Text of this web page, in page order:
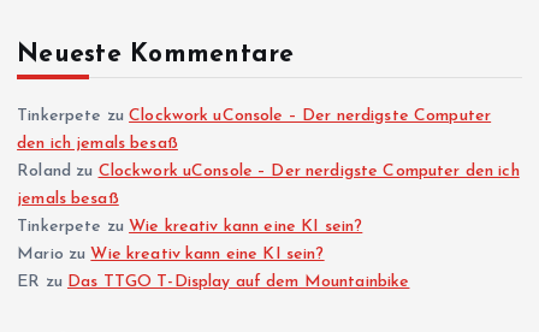
Neueste Kommentare
Tinkerpete zuClockwork uConsole – Der nerdigste Computer
den ich jemals besaß
Roland zu Clockwork uConsole – Der nerdigste Computer den ich
jemals besaß
Tinkerpete zuWie kreativ kann eine KI sein?
Mario zuWie kreativ kann eine KI sein?
ER zu Das TTGO T-Display auf dem Mountainbike